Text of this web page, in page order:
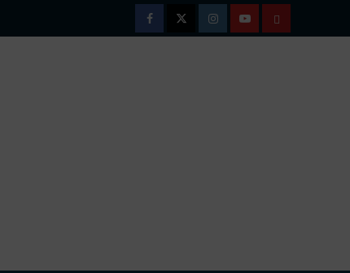
FacebookTwitterInstagramYoutubeTÉRMINOS